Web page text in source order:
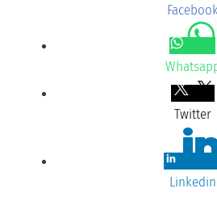
Facebook
Twitter
Linkedin